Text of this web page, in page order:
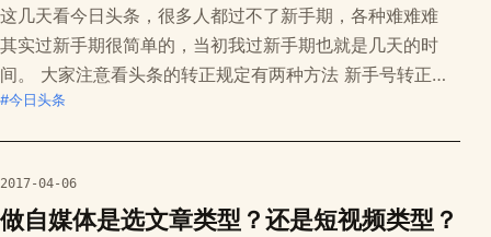
这几天看今日头条，很多人都过不了新手期，各种难难难
其实过新手期很简单的，当初我过新手期也就是几天的时
间。 大家注意看头条的转正规定有两种方法 新手号转正将
有两种方式： 1.平台不定期审核通过 2.头条号指数达标自助
荐」文章累计超过10篇 看完后
#今日头条
2017-04-06
做自媒体是选文章类型？还是短视频类型？